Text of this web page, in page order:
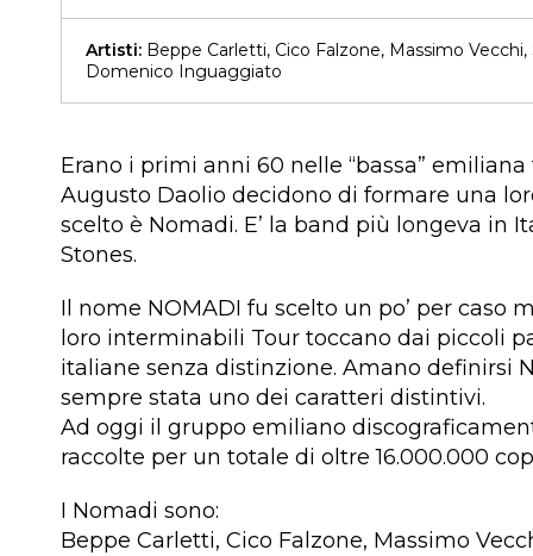
Artisti: Beppe Carletti, Cico Falzone, Massimo
Domenico Inguaggiato
Erano i primi anni 60 nelle “bassa”
Augusto Daolio decidono di formare una
scelto è Nomadi. E’ la band più longeva in
Stones.
Il nome NOMADI fu scelto un po’ per caso
loro interminabili Tour toccano dai piccoli
italiane senza distinzione. Amano definirsi
sempre stata uno dei caratteri distintivi.
Ad oggi il gruppo emiliano
raccolte per un totale di oltre 16.000.000
I Nomadi sono:
Beppe Carletti, Cico Falzone, Massimo